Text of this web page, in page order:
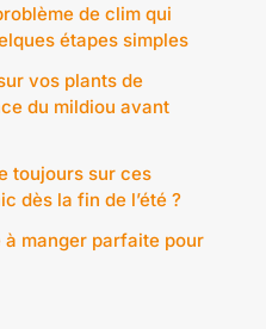
de clim qui
étapes simples
vos plants de
du mildiou avant
toujours sur ces
dès la fin de l’été ?
manger parfaite pour